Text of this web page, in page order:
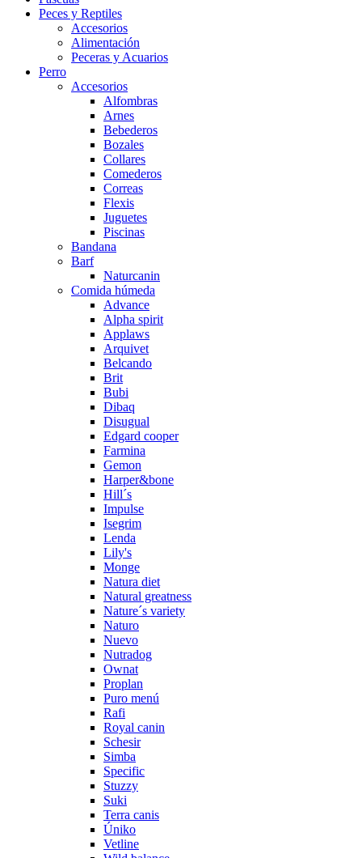
Peces y Reptiles
Accesorios
Alimentación
Peceras y Acuarios
Perro
Accesorios
Alfombras
Arnes
Bebederos
Bozales
Collares
Comederos
Correas
Flexis
Juguetes
Piscinas
Bandana
Barf
Naturcanin
Comida húmeda
Advance
Alpha spirit
Applaws
Arquivet
Belcando
Brit
Bubi
Dibaq
Disugual
Edgard cooper
Farmina
Gemon
Harper&bone
Hill´s
Impulse
Isegrim
Lenda
Lily's
Monge
Natura diet
Natural greatness
Nature´s variety
Naturo
Nuevo
Nutradog
Ownat
Proplan
Puro menú
Rafi
Royal canin
Schesir
Simba
Specific
Stuzzy
Suki
Terra canis
Úniko
Vetline